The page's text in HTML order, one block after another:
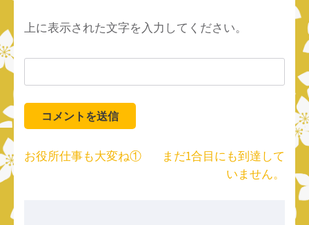
上に表示された文字を入力してください。
投
お役所仕事も大変ね①
まだ1合目にも到達して
いません。